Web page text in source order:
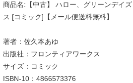
商品名:【中古】 ハロー、グリーンデイ
ス [コミック]【メール便送料無料】
著者：佐久本あゆ
出版社：フロンティアワークス
サイズ：コミック
ISBN-10：4866573376